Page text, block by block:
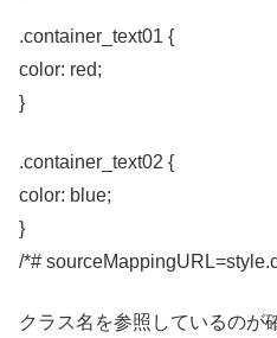
.container_text01 {
color: red;
}
.container_text02 {
color: blue;
}
/*#
クラス名を参照しているのが